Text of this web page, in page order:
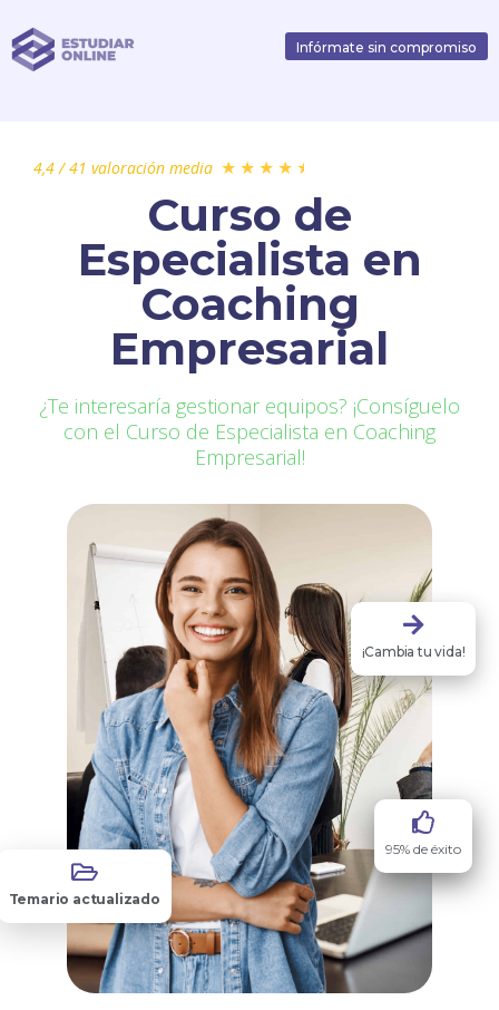
Infórmate sin compromiso
4,4 / 41 valoración media ★ ★ ★ ★ ★
Curso de
Especialista en
Coaching
Empresarial
¿Te interesaría gestionar equipos? ¡Consíguelo
con el Curso de Especialista en Coaching
Empresarial!
Temario actualizado
95% de éxito
¡Cambia tu vida!